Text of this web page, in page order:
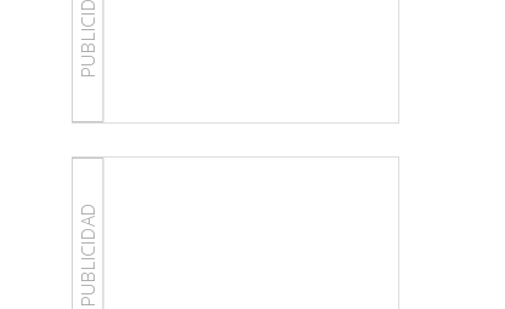
PUBLICIDAD
PUBLICIDAD